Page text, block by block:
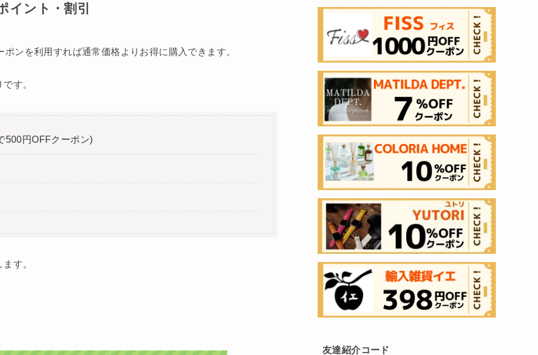
イント・割引
ンを利用すれば通常価格よりお得に購入できます。
す。
500円OFFクーポン)
す。
友達紹介コード